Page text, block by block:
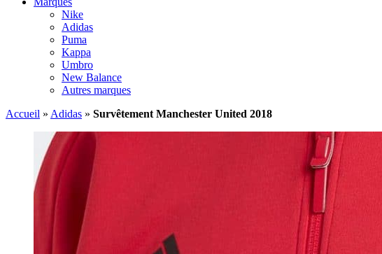
Nike
Adidas
Puma
Kappa
Umbro
New Balance
Autres marques
Accueil » Adidas » Survêtement Manchester United 2018